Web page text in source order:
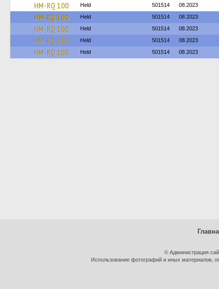
HM-RQ 100 Held 501514 08.2023
HM-RQ 100 Held 501514 08.2023
HM-RQ 100 Held 501514 08.2023
HM-RQ 100 Held 501514 08.2023
HM-RQ 100 Held 501514 08.2023
© Администрация
Использование фотографий и иных материалов,